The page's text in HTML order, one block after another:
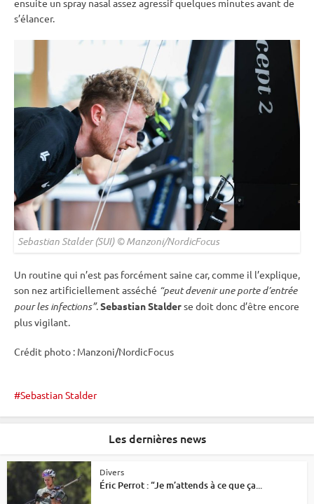
ensuite un spray nasal assez agressif quelques minutes avant de
s’élancer.
Sebastian Stalder (SUI) © Manzoni/NordicFocus
Un routine qui n’est pas forcément saine car, comme il l’explique,
son nez artificiellement asséché “peut devenir une porte d’entrée
pour les infections”.Sebastian Stalderse doit donc d’être encore
plus vigilant.
Crédit photo : Manzoni/NordicFocus
Sebastian Stalder
Les dernières news
Divers
Éric Perrot : “Je m’attends à ce que ça...